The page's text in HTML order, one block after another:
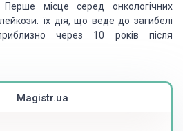
місце серед онкологічних
їх дія, що веде до загибелі
через 10 років після
Magistr.ua